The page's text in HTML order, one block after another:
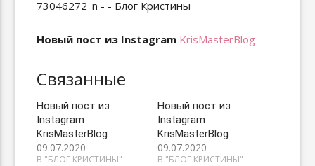
Новый пост из Instagram KrisMasterBlog
Связанные
Новый пост из
Instagram
KrisMasterBlog
09.07.2020
В "БЛОГ КРИСТИНЫ"
Новый пост из
Instagram
KrisMasterBlog
09.07.2020
В "БЛОГ КРИСТИНЫ"